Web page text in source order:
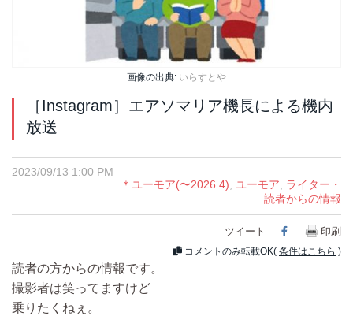
画像の出典: いらすとや
［Instagram］エアソマリア機長による機内
放送
2023/09/13 1:00 PM
＊ユーモア(〜2026.4), ユーモア, ライター・
読者からの情報
ツイート Facebook
印刷
コメントのみ転載OK( 条件はこちら )
読者の方からの情報です。
撮影者は笑ってますけど
乗りたくねぇ。